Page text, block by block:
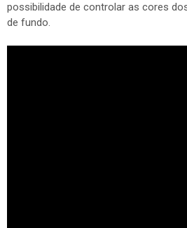
possibilidade de controlar as cores
de fundo.